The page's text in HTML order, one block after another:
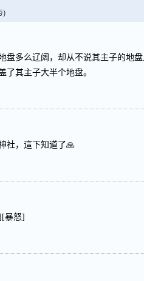
)
盘多么辽阔，却从不说其主子的地
了其主子大半个地盘。
社，這下知道了🙏
暴怒]